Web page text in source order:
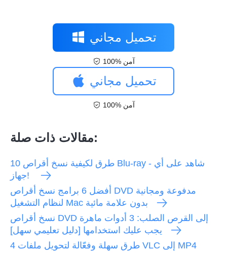
تحميل مجاني
100% آمن
تحميل مجاني
100% آمن
مقالات ذات صلة:
10 طرق لكيفية نسخ أقراص Blu-ray - شاهد على أي
جهاز!
أفضل 6 برامج نسخ أقراص DVD مدفوعة ومجانية
لنظام التشغيل Mac بدون علامة مائية
نسخ أقراص DVD إلى القرص الصلب: 3 أدوات ماهرة
يجب عليك استخدامها [دليل تعليمي سهل]
4 طرق سهلة وفعّالة لتحويل ملفات VLC إلى MP4